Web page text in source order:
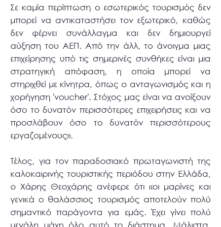
Σε καμία περίπτωση ο εσωτερικός τουρισμός δεν
μπορεί να αντικαταστήσει τον εξωτερικό, καθώς
δεν φέρνει συνάλλαγμα και δεν δημιουργεί
αύξηση του ΑΕΠ. Από την άλλ, το άνοιγμα μιας
επιχείρησης υπό τις σημερινές συνθήκες είναι μια
στρατηγική απόφαση, η οποία μπορεί να
στηριχθεί με κίνητρα, όπως ο ανταγωνισμός και η
χορήγηση 'voucher'. Στόχος μας είναι να ανοίξουν
όσο το δυνατόν περισσότερες επιχειρήσεις και να
προσλάβουν όσο το δυνατόν περισσότερους
εργαζομένους».
Τέλος, για τον παραδοσιακό πρωταγωνιστή της
καλοκαιρινής τουριστικής περιόδου στην Ελλάδα,
ο Χάρης Θεοχάρης ανέφερε ότι «οι μαρίνες και
γενικά ο θαλάσσιος τουρισμός αποτελούν πολύ
σημαντικό παράγοντα για εμάς. Έχει γίνει πολύ
μεγάλη μάχη όλο αυτό το διάστημα. Μάλιστα,